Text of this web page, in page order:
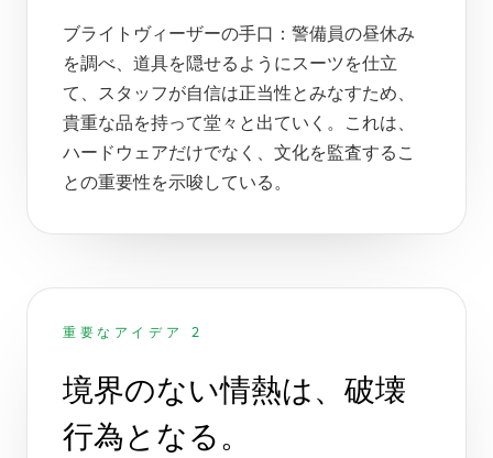
ブライトヴィーザーの手口：警備員の昼休み
を調べ、道具を隠せるようにスーツを仕立
て、スタッフが自信は正当性とみなすため、
貴重な品を持って堂々と出ていく。これは、
ハードウェアだけでなく、文化を監査するこ
との重要性を示唆している。
重要なアイデア 2
境界のない情熱は、破壊
行為となる。